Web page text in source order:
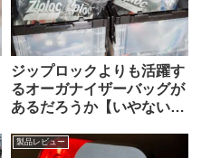
ジップロックよりも活躍す
るオーガナイザーバッグが
あるだろうか【いやない・
製品レビュー